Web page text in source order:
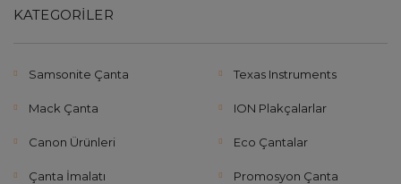
KATEGORILER
Samsonite Çanta Texas Instruments
Mack Çanta ION Plakçalarlar
Canon Ürünleri Eco Çantalar
Çanta İmalatı Promosyon Çanta